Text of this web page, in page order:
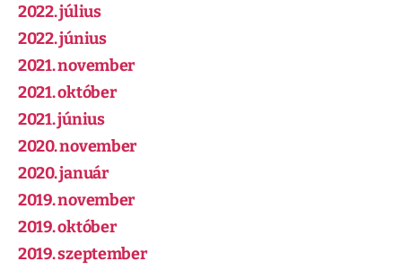
2022. július
2022. június
2021. november
2021. október
2021. június
2020. november
2020. január
2019. november
2019. október
2019. szeptember